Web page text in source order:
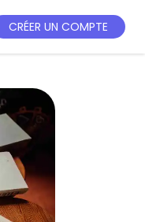
CRÉER UN COMPTE